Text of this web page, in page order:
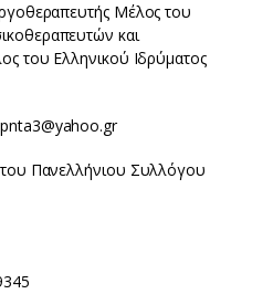
Μέλος του
και
του Ελληνικού Ιδρύματος
Πανελλήνιου Συλλόγου